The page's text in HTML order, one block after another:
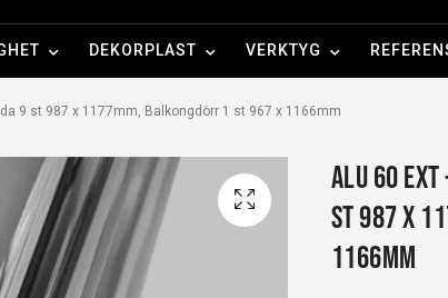
DEKORPLAST VERKTYG
9 st 987 x 1177mm, Balkongdörr 1 st 967 x 1166mm
Alu 60
st 987 x
1166mm